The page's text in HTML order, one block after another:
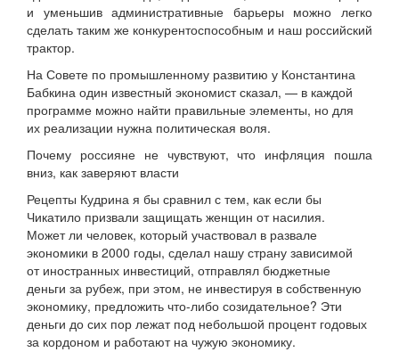
и уменьшив административные барьеры можно легко
сделать таким же конкурентоспособным и наш российский
трактор.
На Совете по промышленному развитию у Константина
Бабкина один известный экономист сказал, — в каждой
программе можно найти правильные элементы, но для
их реализации нужна политическая воля.
Почему россияне не чувствуют, что инфляция пошла
вниз, как заверяют власти
Рецепты Кудрина я бы сравнил с тем, как если бы
Чикатило призвали защищать женщин от насилия.
Может ли человек, который участвовал в развале
экономики в 2000 годы, сделал нашу страну зависимой
от иностранных инвестиций, отправлял бюджетные
деньги за рубеж, при этом, не инвестируя в собственную
экономику, предложить что-либо созидательное? Эти
деньги до сих пор лежат под небольшой процент годовых
за кордоном и работают на чужую экономику.